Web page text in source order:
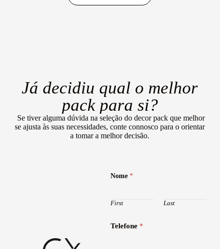
Já decidiu qual o melhor
pack para si?
Se tiver alguma dúvida na seleção do decor pack que melhor
se ajusta às suas necessidades, conte connosco para o orientar
a tomar a melhor decisão.
Nome *
First Last
Telefone *